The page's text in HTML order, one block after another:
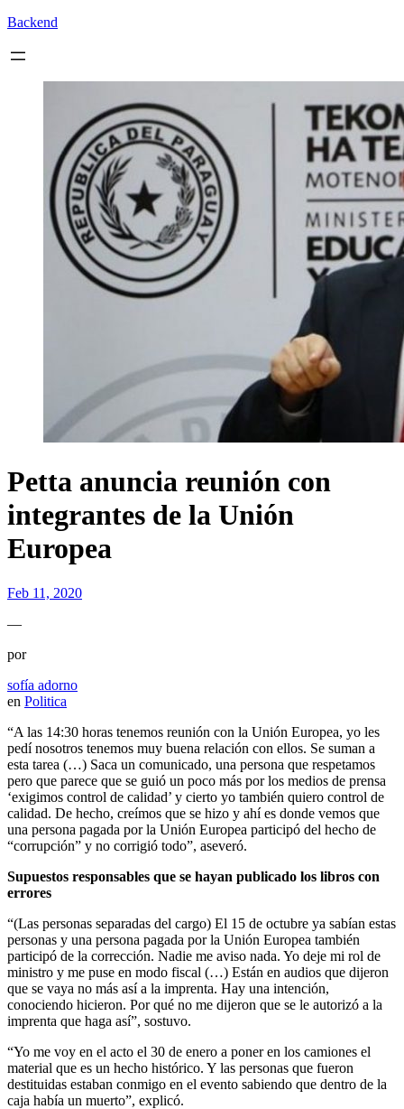
Backend
Petta anuncia reunión con
integrantes de la Unión
Europea
Feb 11, 2020
—
por
sofía adorno
en Politica
“A las 14:30 horas tenemos reunión con la Unión Europea, yo les
pedí nosotros tenemos muy buena relación con ellos. Se suman a
esta tarea (…) Saca un comunicado, una persona que respetamos
pero que parece que se guió un poco más por los medios de prensa
‘exigimos control de calidad’ y cierto yo también quiero control de
calidad. De hecho, creímos que se hizo y ahí es donde vemos que
una persona pagada por la Unión Europea participó del hecho de
“corrupción” y no corrigió todo”, aseveró.
Supuestos responsables que se hayan publicado los libros con
errores
“(Las personas separadas del cargo) El 15 de octubre ya sabían estas
personas y una persona pagada por la Unión Europea también
participó de la corrección. Nadie me aviso nada. Yo deje mi rol de
ministro y me puse en modo fiscal (…) Están en audios que dijeron
que se vaya no más así a la imprenta. Hay una intención,
conociendo hicieron. Por qué no me dijeron que se le autorizó a la
imprenta que haga así”, sostuvo.
“Yo me voy en el acto el 30 de enero a poner en los camiones el
material que es un hecho histórico. Y las personas que fueron
destituidas estaban conmigo en el evento sabiendo que dentro de la
caja había un muerto”, explicó.